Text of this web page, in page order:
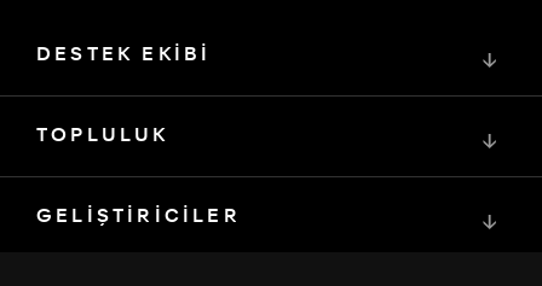
DESTEK EKİBİ ↓
TOPLULUK ↓
GELİŞTİRİCİLER ↓